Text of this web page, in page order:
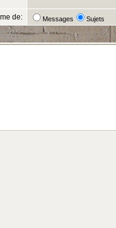
de: Messages Sujets